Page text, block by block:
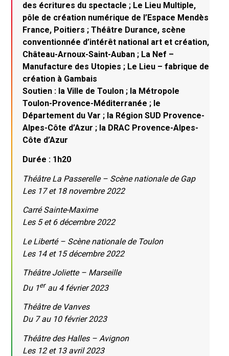
des écritures du spectacle ; Le Lieu Multiple,
pôle de création numérique de l’Espace Mendès
France, Poitiers ; Théâtre Durance, scène
conventionnée d’intérêt national art et création,
Château-Arnoux-Saint-Auban ; La Nef –
Manufacture des Utopies ; Le Lieu – fabrique de
création à Gambais
Soutien : la Ville de Toulon ; la Métropole
Toulon-Provence-Méditerranée ; le
Département du Var ; la Région SUD Provence-
Alpes-Côte d’Azur ; la DRAC Provence-Alpes-
Côte d’Azur
Durée : 1h20
Théâtre La Passerelle – Scène nationale de Gap
Les 17 et 18 novembre 2022
Carré Sainte-Maxime
Les 5 et 6 décembre 2022
Le Liberté – Scène nationale de Toulon
Les 14 et 15 décembre 2022
Théâtre Joliette – Marseille
Du 1erau 4 février 2023
Théâtre de Vanves
Du 7 au 10 février 2023
Théâtre des Halles – Avignon
Les 12 et 13 avril 2023